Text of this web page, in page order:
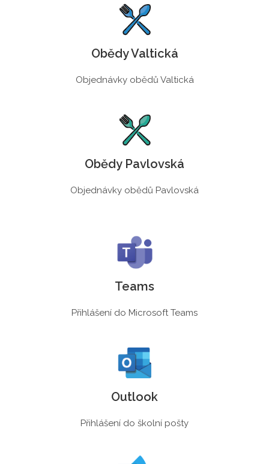
Obědy Valtická
Objednávky obědů Valtická
Obědy Pavlovská
Objednávky obědů Pavlovská
Teams
Přihlášení do Microsoft Teams
Outlook
Přihlášení do školní pošty